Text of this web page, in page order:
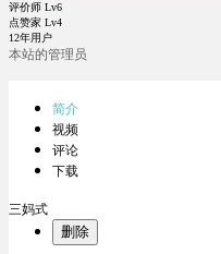
评价师 Lv6
点赞家 Lv4
12年用户
本站的管理员
简介
视频
评论
下载
三妈式
删除